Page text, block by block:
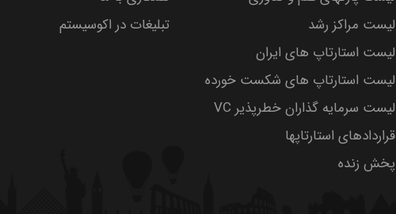
لیست مراکز رشد
لیست استارتاپ های ایران
لیست استارتاپ های شکست خورده
لیست سرمایه گذاران خطرپذیر VC
قراردادهای استارتاپها
پخش زنده
تبلیغات در اکوسیستم